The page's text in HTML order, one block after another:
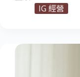
IG 經營